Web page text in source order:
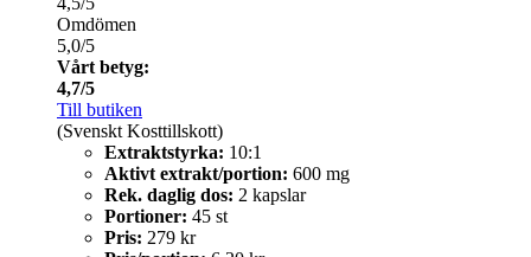
Omdömen
5,0/5
Vårt betyg:
4,7/5
Till butiken
(Svenskt Kosttillskott)
Extraktstyrka: 10:1
Aktivt extrakt/portion: 600 mg
Rek. daglig dos: 2 kapslar
Portioner: 45 st
Pris: 279 kr